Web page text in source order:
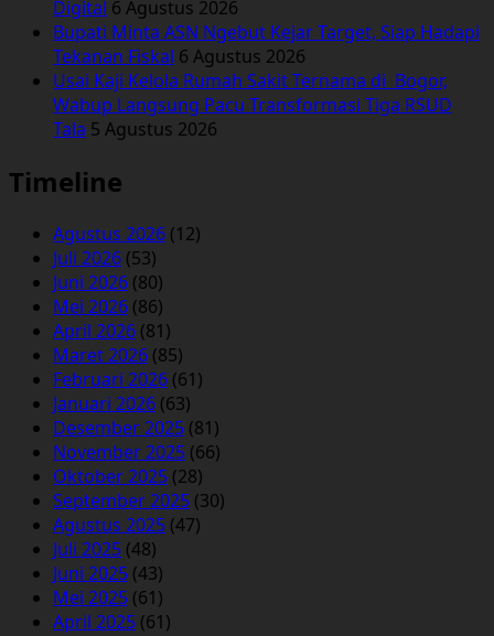
Digital 6 Agustus 2026
Bupati Minta ASN Ngebut Kejar Target, Siap Hadapi
Tekanan Fiskal 6 Agustus 2026
Usai Kaji Kelola Rumah Sakit Ternama di Bogor,
Wabup Langsung Pacu Transformasi Tiga RSUD
Tala 5 Agustus 2026
Timeline
Agustus 2026 (12)
Juli 2026 (53)
Juni 2026 (80)
Mei 2026 (86)
April 2026 (81)
Maret 2026 (85)
Februari 2026 (61)
Januari 2026 (63)
Desember 2025 (81)
November 2025 (66)
Oktober 2025 (28)
September 2025 (30)
Agustus 2025 (47)
Juli 2025 (48)
Juni 2025 (43)
Mei 2025 (61)
April 2025 (61)